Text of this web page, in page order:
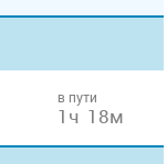
в пути
1ч 18м